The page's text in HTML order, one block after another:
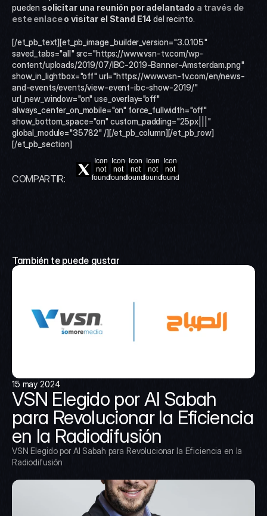
pueden solicitar una reunión por adelantado a través de
este enlace o visitar el Stand E14 del recinto.
[/et_pb_text][et_pb_image _builder_version="3.0.105"
saved_tabs="all" src="https://www.vsn-tv.com/wp-
content/uploads/2019/07/IBC-2019-Banner-Amsterdam.png"
show_in_lightbox="off" url="https://www.vsn-tv.com/en/news-
and-events/events/view-event-ibc-show-2019/"
url_new_window="on" use_overlay="off"
always_center_on_mobile="on" force_fullwidth="off"
show_bottom_space="on" custom_padding="25px|||"
global_module="35782" /][/et_pb_column][/et_pb_row]
[/et_pb_section]
COMPARTIR:
Icon
not
found
Icon
not
found
Icon
not
found
Icon
not
found
Icon
not
found
También te puede gustar
15 may 2024
VSN Elegido por Al Sabah
para Revolucionar la Eficiencia
en la Radiodifusión
VSN Elegido por Al Sabah para Revolucionar la Eficiencia en la
Radiodifusión